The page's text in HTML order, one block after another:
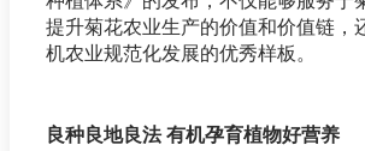
提升菊花农业生产的价值和价值链，
机农业规范化发展的优秀样板。
良种良地良法 有机孕育植物好营养